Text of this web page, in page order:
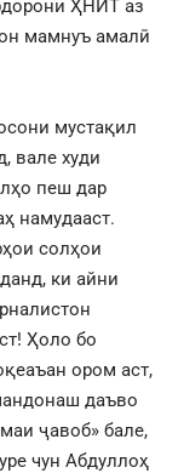
ҲНИТ аз
мамнуъ амалӣ
мустақил
вале худи
пеш дар
намудааст.
солҳои
ки айни
Ҳоло бо
ором аст,
даъво
ҷавоб» бале,
чун Абдуллоҳ